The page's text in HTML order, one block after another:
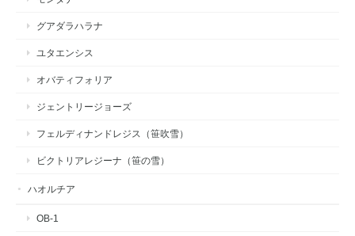
グアダラハラナ
ユタエンシス
オバティフォリア
ジェントリージョーズ
フェルディナンドレジス（笹吹雪）
ビクトリアレジーナ（笹の雪）
ハオルチア
OB-1